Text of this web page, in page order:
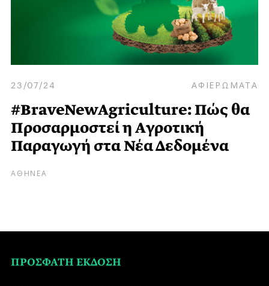
23/07/24 ΑΦΙΕΡΩΜΑΤΑ
#BraveNewAgriculture: Πώς θα
Προσαρμοστεί η Aγροτική
Παραγωγή στα Νέα Δεδομένα
ΑΘΗΝΕΑ
ΠΡΟΣΦΑΤΗ ΕΚΔΟΣΗ